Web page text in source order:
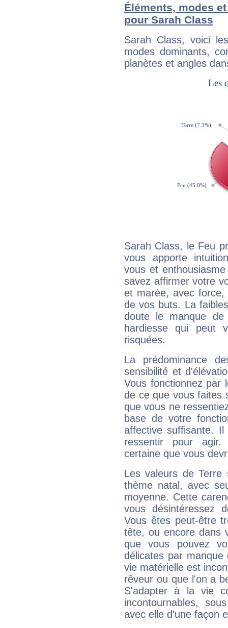
Éléments, modes
pour Sarah Class
Sarah Class, voici
modes dominants,
planètes et angles
Sarah Class, le Feu
vous apporte
vous et
savez affirmer votre
et marée, avec
de vos buts. La
doute le manque
hardiesse qui peut
risquées.
La prédominance
sensibilité et
Vous fonctionnez
de ce que vous faites
que vous ne
base de votre
affective suffisante.
ressentir pour agir.
certaine que vous
Les valeurs de Terre
thème natal, avec
moyenne. Cette
vous désintéressez
Vous êtes peut-être
tête, ou encore dans
que vous pouvez
délicates par
vie matérielle est
rêveur ou que l'on a
S'adapter à la vie
incontournables,
avec elle d'une façon